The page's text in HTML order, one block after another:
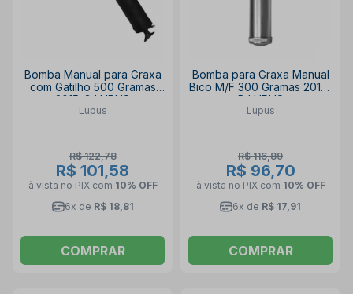
Bomba Manual para Graxa
com Gatilho 500 Gramas
2015-G LUPUS
Lupus
R$ 122,78
R$ 101,58
à vista no PIX com 10% OFF
6x de R$ 18,81
COMPRAR
Bomba para Graxa Manual
Bico M/F 300 Gramas 2015-
B LUPUS
Lupus
R$ 116,89
R$ 96,70
à vista no PIX com 10% OFF
6x de R$ 17,91
COMPRAR